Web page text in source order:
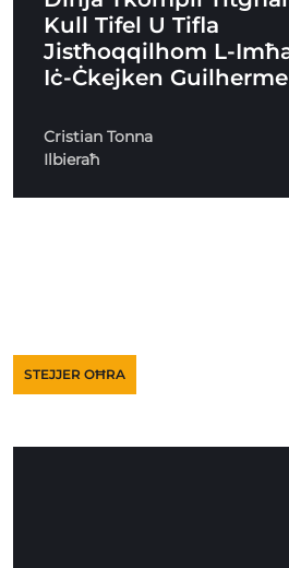
Kull Tifel U Tifla
Jistħoqqilhom L-
Iċ-Ċkejken Guilherme
Cristian Tonna
Ilbieraħ
STEJJER OĦRA